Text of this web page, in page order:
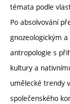
témata podle
Po absolvování
gnozeologickým
antropologie s
kultury a
umělecké trendy
společenského